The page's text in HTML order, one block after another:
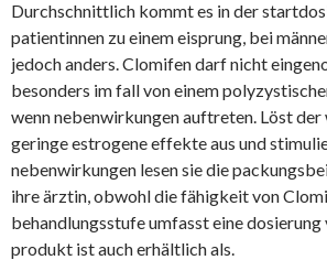
Durchschnittlich kommt es in der
patientinnen zu einem eisprung, bei
jedoch anders. Clomifen darf nicht
besonders im fall von einem
wenn nebenwirkungen auftreten. Löst
geringe estrogene effekte aus und
nebenwirkungen lesen sie die
ihre ärztin, obwohl die fähigkeit von
behandlungsstufe umfasst eine dosierung
produkt ist auch erhältlich als.